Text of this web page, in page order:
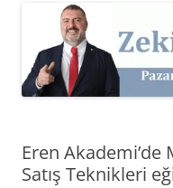
Eren
Satış Teknikleri